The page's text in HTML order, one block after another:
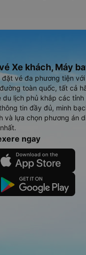
Xe khách, Máy
vé đa phương tiện
toàn quốc, tất cả
lịch phủ khắp các tỉnh
tin đầy đủ, minh
và lựa chọn phương án
ngay